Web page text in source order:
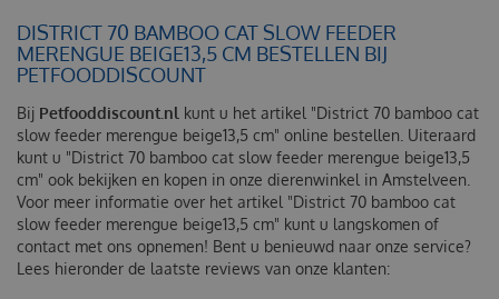
DISTRICT 70 BAMBOO CAT SLOW FEEDER
MERENGUE BEIGE13,5 CM BESTELLEN BIJ
PETFOODDISCOUNT
Bij Petfooddiscount.nl kunt u het artikel "District 70 bamboo cat
slow feeder merengue beige13,5 cm" online bestellen. Uiteraard
kunt u "District 70 bamboo cat slow feeder merengue beige13,5
cm" ook bekijken en kopen in onze dierenwinkel in Amstelveen.
Voor meer informatie over het artikel "District 70 bamboo cat
slow feeder merengue beige13,5 cm" kunt u langskomen of
contact met ons opnemen! Bent u benieuwd naar onze service?
Lees hieronder de laatste reviews van onze klanten: